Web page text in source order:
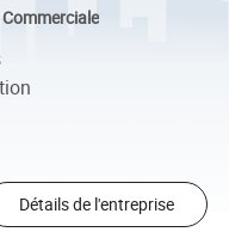
Détails de l'entreprise